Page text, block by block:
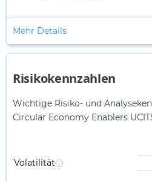
Mehr Details
Risikokennzahlen
Wichtige Risiko- und
Circular Economy Enablers
Volatilität